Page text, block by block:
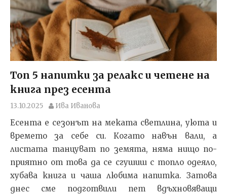
Топ 5 напитки за релакс и четене на
книга през есента
13.10.2025 Ива Иванова
Есента е сезонът на меката светлина, уюта и
времето за себе си. Когато навън вали, а
листата танцуват по земята, няма нищо по-
приятно от това да се сгушиш с топло одеяло,
хубава книга и чаша любима напитка. Затова
днес сме подготвили пет вдъхновяващи